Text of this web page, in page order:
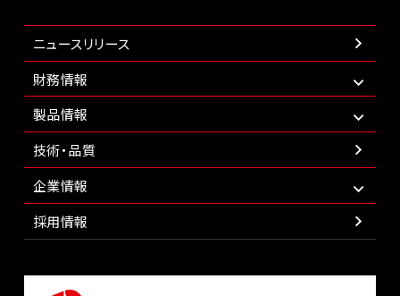
ニュースリリース
財務情報
製品情報
技術・品質
企業情報
採用情報